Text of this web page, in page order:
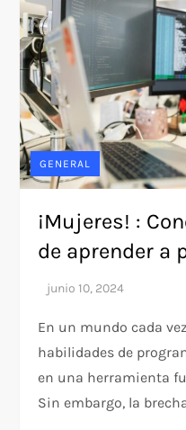
GENERAL
¡Mujeres! :
de aprender a
En un mundo cada
habilidades de
en una herramienta
Sin embargo, la